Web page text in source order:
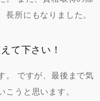
所にもなりました。
て下さい！
。 ですが、最後まで気
うと思います。